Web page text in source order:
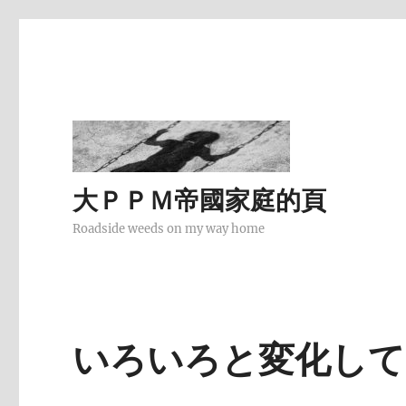
大ＰＰＭ帝國家庭的頁
Roadside weeds on my way home
いろいろと変化し